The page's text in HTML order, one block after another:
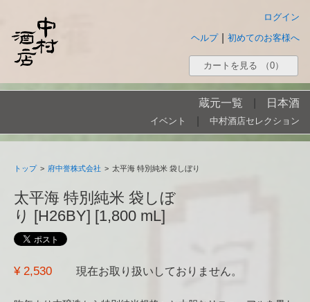
ログイン
初めてのお客様へ
ヘルプ
カートを見る （0）
蔵元一覧 日本酒
イベント 中村酒店セレクション
トップ > 府中誉株式会社 > 太平海 特別純米 袋しぼり
太平海 特別純米 袋しぼ
り [H26BY] [1,800 mL]
¥ 2,530 現在お取り扱いしておりません。